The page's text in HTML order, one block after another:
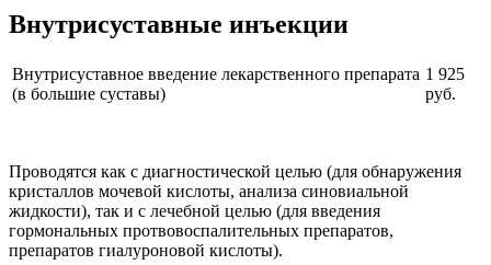
Внутрисуставные инъекции
Внутрисуставное введение лекарственного препарата
(в большие суставы)
1 925
руб.
Проводятся как с диагностической целью (для обнаружения
кристаллов мочевой кислоты, анализа синовиальной
жидкости), так и с лечебной целью (для введения
гормональных протвовоспалительных препаратов,
препаратов гиалуроновой кислоты).